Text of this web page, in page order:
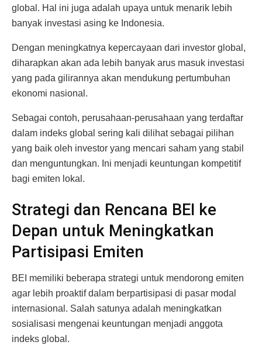
global. Hal ini juga adalah upaya untuk menarik lebih
banyak investasi asing ke Indonesia.
Dengan meningkatnya kepercayaan dari investor global,
diharapkan akan ada lebih banyak arus masuk investasi
yang pada gilirannya akan mendukung pertumbuhan
ekonomi nasional.
Sebagai contoh, perusahaan-perusahaan yang terdaftar
dalam indeks global sering kali dilihat sebagai pilihan
yang baik oleh investor yang mencari saham yang stabil
dan menguntungkan. Ini menjadi keuntungan kompetitif
bagi emiten lokal.
Strategi dan Rencana BEI ke
Depan untuk Meningkatkan
Partisipasi Emiten
BEI memiliki beberapa strategi untuk mendorong emiten
agar lebih proaktif dalam berpartisipasi di pasar modal
internasional. Salah satunya adalah meningkatkan
sosialisasi mengenai keuntungan menjadi anggota
indeks global.